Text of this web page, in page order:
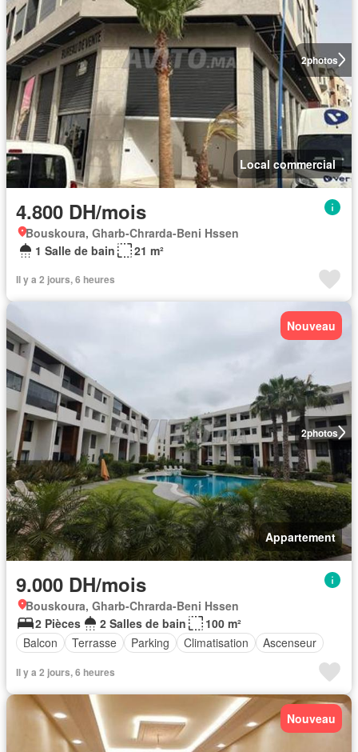
2photos
Local commercial
4.800 DH/mois
Bouskoura, Gharb-Chrarda-Beni Hssen
1 Salle de bain
21 m²
Il y a 2 jours, 6 heures
2photos
Nouveau
Appartement
9.000 DH/mois
Bouskoura, Gharb-Chrarda-Beni Hssen
2 Pièces
2 Salles de bain
100 m²
Balcon
Terrasse Parking Climatisation Ascenseur
Il y a 2 jours, 6 heures
Nouveau